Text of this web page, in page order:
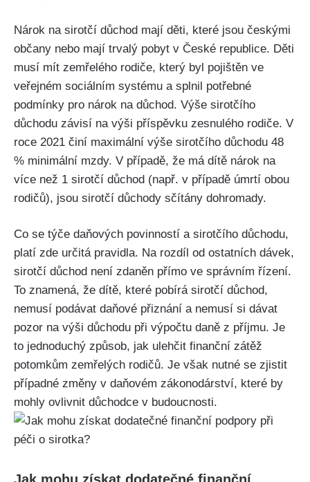
Nárok na sirotčí důchod mají děti, které jsou českými
občany nebo mají trvalý pobyt v České republice. Děti
musí mít zemřelého rodiče, který byl pojištěn ve
veřejném sociálním systému a splnil potřebné
podmínky pro nárok na důchod. Výše sirotčího
důchodu závisí na výši příspěvku zesnulého rodiče. V
roce 2021 činí maximální výše sirotčího důchodu 48
% minimální mzdy. V případě, že má dítě nárok na
více než 1 sirotčí důchod (např. v případě úmrtí obou
rodičů), jsou sirotčí důchody sčítány dohromady.
Co se týče daňových povinností a sirotčího důchodu,
platí zde určitá pravidla. Na rozdíl od ostatních dávek,
sirotčí důchod není zdaněn přímo ve správním řízení.
To znamená, že dítě, které pobírá sirotčí důchod,
nemusí podávat daňové přiznání a nemusí si dávat
pozor na výši důchodu při výpočtu daně z příjmu. Je
to jednoduchý způsob, jak ulehčit finanční zátěž
potomkům zemřelých rodičů. Je však nutné se zjistit
případné změny v daňovém zákonodárství, které by
mohly ovlivnit důchodce v budoucnosti.